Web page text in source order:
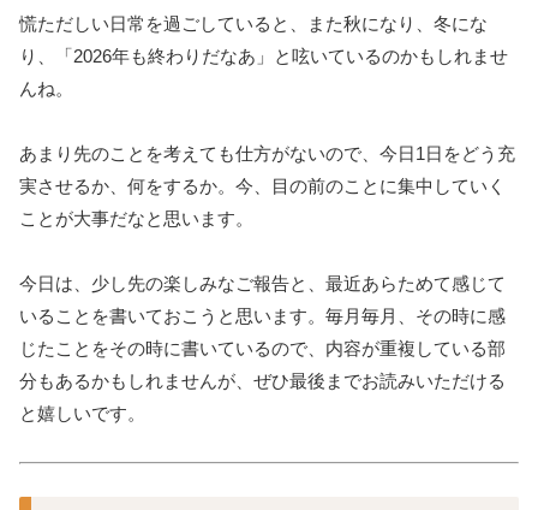
慌ただしい日常を過ごしていると、また秋になり、冬にな
り、「2026年も終わりだなあ」と呟いているのかもしれませ
んね。
あまり先のことを考えても仕方がないので、今日1日をどう充
実させるか、何をするか。今、目の前のことに集中していく
ことが大事だなと思います。
今日は、少し先の楽しみなご報告と、最近あらためて感じて
いることを書いておこうと思います。毎月毎月、その時に感
じたことをその時に書いているので、内容が重複している部
分もあるかもしれませんが、ぜひ最後までお読みいただける
と嬉しいです。